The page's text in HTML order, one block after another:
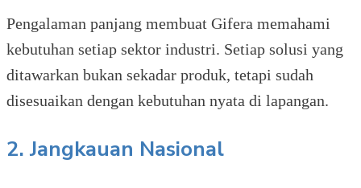
Pengalaman panjang membuat Gifera memahami
kebutuhan setiap sektor industri. Setiap solusi yang
ditawarkan bukan sekadar produk, tetapi sudah
disesuaikan dengan kebutuhan nyata di lapangan.
2. Jangkauan Nasional